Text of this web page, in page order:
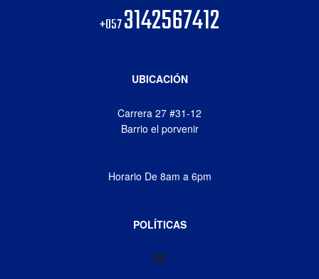
+0573142567412
UBICACIÓN
Carrera 27 #31-12
Barrio el porvenir
Horario De 8am a 6pm
POLÍTICAS